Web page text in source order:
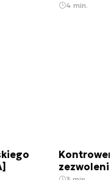
4 min.